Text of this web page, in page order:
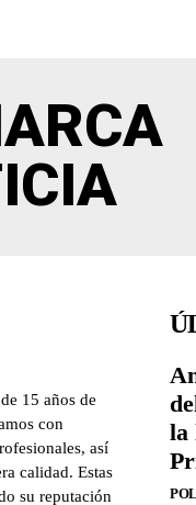
15 años de
con
así
calidad. Estas
su reputación
la